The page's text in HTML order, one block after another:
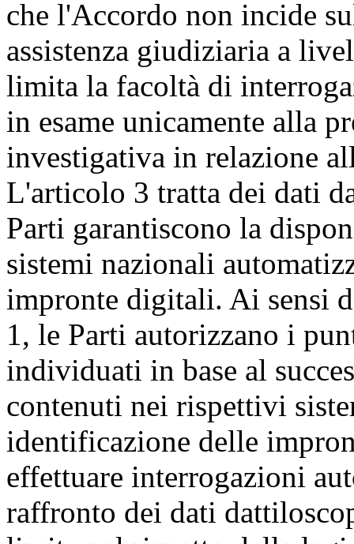
che l'Accordo non incide
assistenza giudiziaria a
limita la facoltà di
in esame unicamente alla
investigativa in relazione
L'articolo 3 tratta dei dati
Parti garantiscono la
sistemi nazionali
impronte digitali. Ai sensi
1, le Parti autorizzano i
individuati in base al
contenuti nei rispettivi
identificazione delle
effettuare interrogazioni
raffronto dei dati